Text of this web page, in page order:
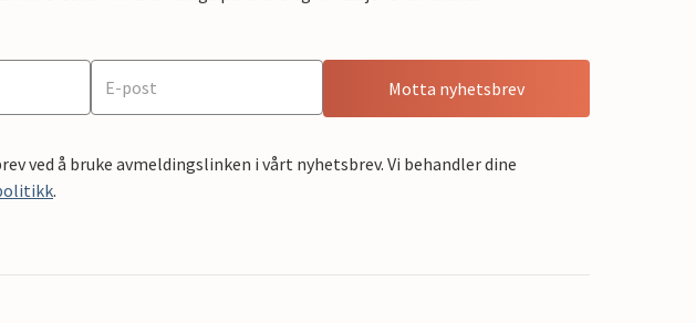
Motta nyhetsbrev
ved å bruke avmeldingslinken i vårt nyhetsbrev. Vi behandler dine
.